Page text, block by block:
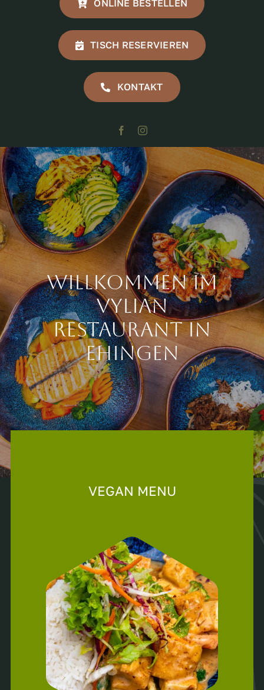
ONLINE BESTELLEN
TISCH RESERVIEREN
KONTAKT
Willkommen im
Vylian
Restaurant in
Ehingen
VEGAN MENU